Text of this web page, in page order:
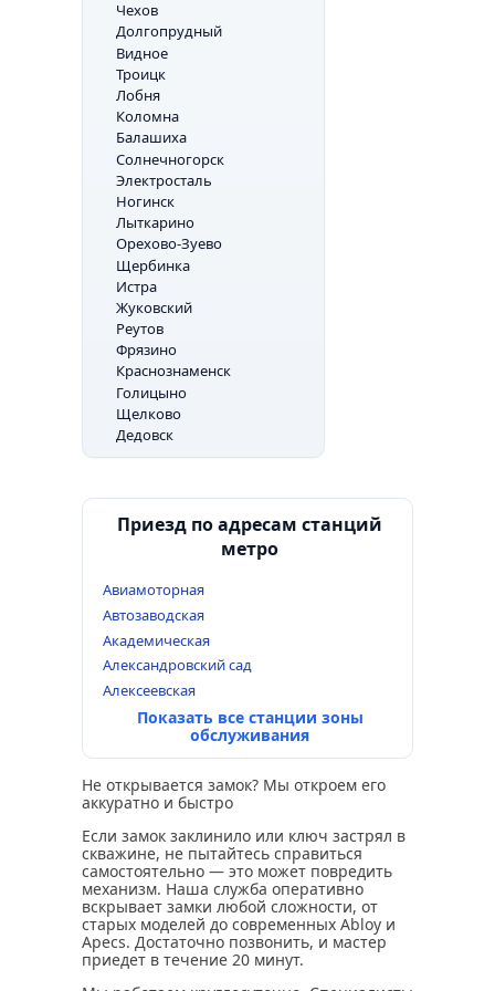
Чехов
Долгопрудный
Видное
Троицк
Лобня
Коломна
Балашиха
Солнечногорск
Электросталь
Ногинск
Лыткарино
Орехово-Зуево
Щербинка
Истра
Жуковский
Реутов
Фрязино
Краснознаменск
Голицыно
Щелково
Дедовск
Приезд по адресам станций
метро
Авиамоторная
Автозаводская
Академическая
Александровский сад
Алексеевская
Показать все станции зоны
обслуживания
Не открывается замок? Мы откроем его
аккуратно и быстро
Если замок заклинило или ключ застрял в
скважине, не пытайтесь справиться
самостоятельно — это может повредить
механизм. Наша служба оперативно
вскрывает замки любой сложности, от
старых моделей до современных Abloy и
Apecs. Достаточно позвонить, и мастер
приедет в течение 20 минут.